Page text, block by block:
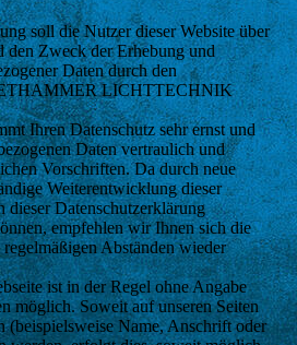
soll die Nutzer dieser Website über
den Zweck der Erhebung und
Daten durch den
LICHTTECHNIK
Ihren Datenschutz sehr ernst und
Daten vertraulich und
Vorschriften. Da durch neue
Weiterentwicklung dieser
dieser Datenschutzerklärung
empfehlen wir Ihnen sich die
Abständen wieder
ist in der Regel ohne Angabe
möglich. Soweit auf unseren Seiten
(beispielsweise Name, Anschrift oder